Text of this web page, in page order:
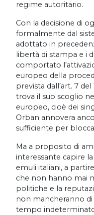
regime autoritario.
Con la decisione di
formalmente dal
adottato in
libertà di stampa e i
comportato
europeo della
prevista dall’art. 7
trova il suo scoglio
europeo, cioè dei
Orban annovera
sufficiente per
Ma a proposito di
interessante capire
emuli italiani, a
che non hanno mai
politiche e la
non mancheranno di
tempo